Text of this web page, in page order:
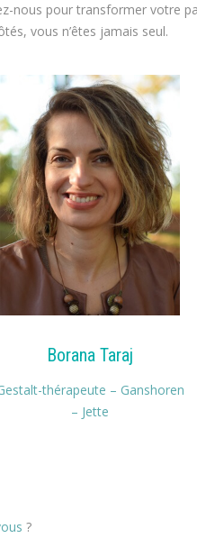
nous pour transformer votre
vous n’êtes jamais seul.
Borana Taraj
thérapeute – Ganshoren
– Jette
?